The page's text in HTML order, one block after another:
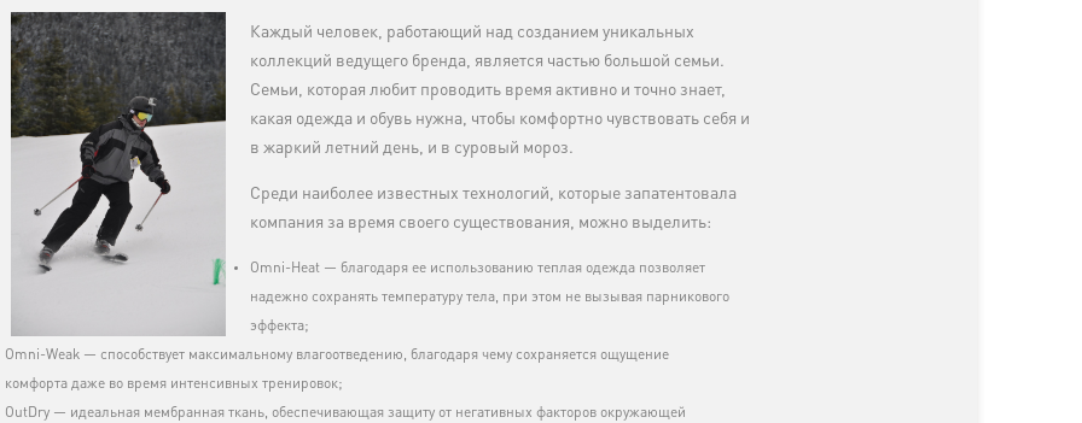
Каждый человек, работающий над созданием уникальных
коллекций ведущего бренда, является частью большой семьи.
Семьи, которая любит проводить время активно и точно знает,
какая одежда и обувь нужна, чтобы комфортно чувствовать себя и
в жаркий летний день, и в суровый мороз.
Среди наиболее известных технологий, которые запатентовала
компания за время своего существования, можно выделить:
Omni-Heat — благодаря ее использованию теплая одежда позволяет
надежно сохранять температуру тела, при этом не вызывая парникового
эффекта;
Omni-Weak — способствует максимальному влагоотведению, благодаря чему сохраняется ощущение
комфорта даже во время интенсивных тренировок;
OutDry — идеальная мембранная ткань, обеспечивающая защиту от негативных факторов окружающей